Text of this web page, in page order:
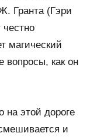
Гранта (Гэри
честно
магический
вопросы, как он
на этой дороге
и